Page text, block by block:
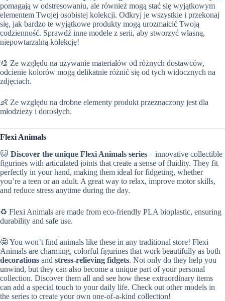
pomagają w odstresowaniu, ale również mogą stać się wyjątkowym
elementem Twojej osobistej kolekcji. Odkryj je wszystkie i przekonaj
się, jak bardzo te wyjątkowe produkty mogą urozmaicić Twoją
codzienność. Sprawdź inne modele z serii, aby stworzyć własną,
niepowtarzalną kolekcję!
🎨 Ze względu na używanie materiałów od różnych dostawców,
odcienie kolorów mogą delikatnie różnić się od tych widocznych na
zdjęciach.
👶 Ze względu na drobne elementy produkt przeznaczony jest dla
młodzieży i dorosłych.
Flexi Animals
🐱 Discover the unique Flexi Animals series – innovative collectible
figurines with articulated joints that create a sense of fluidity. They fit
perfectly in your hand, making them ideal for fidgeting, whether
you’re a teen or an adult. A great way to relax, improve motor skills,
and reduce stress anytime during the day.
♻️ Flexi Animals are made from eco-friendly PLA bioplastic, ensuring
durability and safe use.
🤩 You won’t find animals like these in any traditional store! Flexi
Animals are charming, colorful figurines that work beautifully as both
decorations and stress-relieving fidgets. Not only do they help you
unwind, but they can also become a unique part of your personal
collection. Discover them all and see how these extraordinary items
can add a special touch to your daily life. Check out other models in
the series to create your own one-of-a-kind collection!